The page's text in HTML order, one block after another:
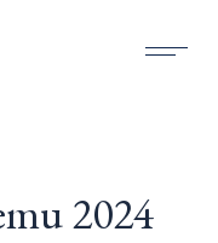
2024